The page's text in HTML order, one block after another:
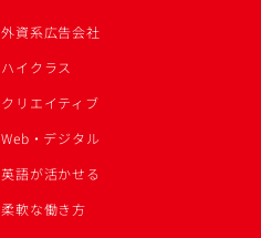
外資系広告会社
ハイクラス
クリエイティブ
Web・デジタル
英語が活かせる
柔軟な働き方